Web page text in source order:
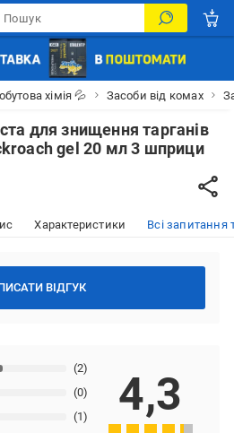
хімія 💦 Засоби від комах
для знищення тарганів
gel 20 мл 3 шприци
Характеристики Всі запитання
ВІДГУК
(1)
(0)
(2)
4,3